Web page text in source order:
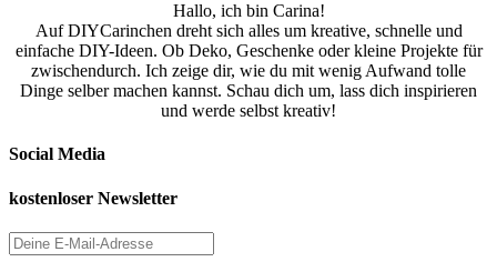
Hallo, ich bin Carina!
Auf DIYCarinchen dreht sich alles um kreative, schnelle und
einfache DIY-Ideen. Ob Deko, Geschenke oder kleine Projekte für
zwischendurch. Ich zeige dir, wie du mit wenig Aufwand tolle
Dinge selber machen kannst. Schau dich um, lass dich inspirieren
und werde selbst kreativ!
Social Media
kostenloser Newsletter